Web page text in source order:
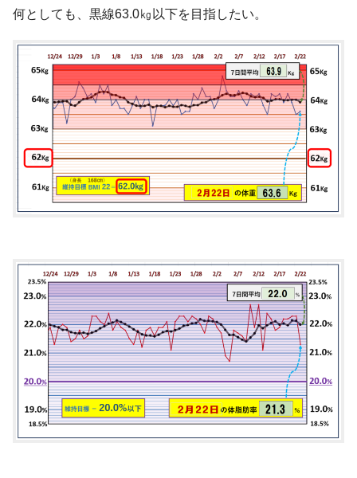
何としても、黒線63.0㎏以下を目指したい。